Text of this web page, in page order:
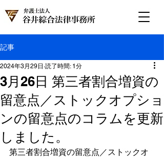
記事
3月26日 第三者割合増資の
留意点／ストックオプショ
ンの留意点のコラムを更新
しました。
2024年3月29日 読了時間: 1分
第三者割合増資の留意点／ストックオ